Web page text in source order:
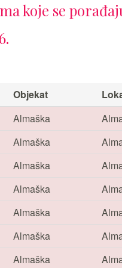
koje se
Objekat
Almaška
Almaška
Almaška
Almaška
Almaška
Almaška
Almaška